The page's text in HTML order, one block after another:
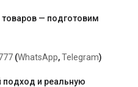
— подготовим
(WhatsApp,Telegram)
подход и реальную